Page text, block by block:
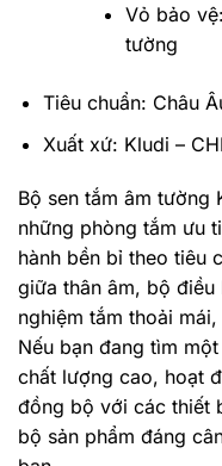
Vỏ bảo
tường
Tiêu chuẩn: Châu
Xuất xứ: Kludi –
Bộ sen tắm âm tường
những phòng tắm ưu
hành bền bỉ theo tiêu
giữa thân âm, bộ
nghiệm tắm thoải
Nếu bạn đang tìm
chất lượng cao, hoạt
đồng bộ với các thiết
bộ sản phẩm đáng